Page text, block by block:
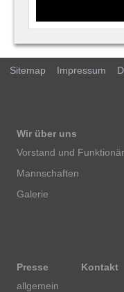
Sitemap Impressum
Wir über uns
Vorstand und
Mannschaften
Galerie
Presse
allgemein
Kontakt